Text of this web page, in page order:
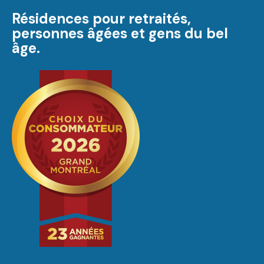
Résidences pour retraités,
personnes âgées et gens du bel
âge.